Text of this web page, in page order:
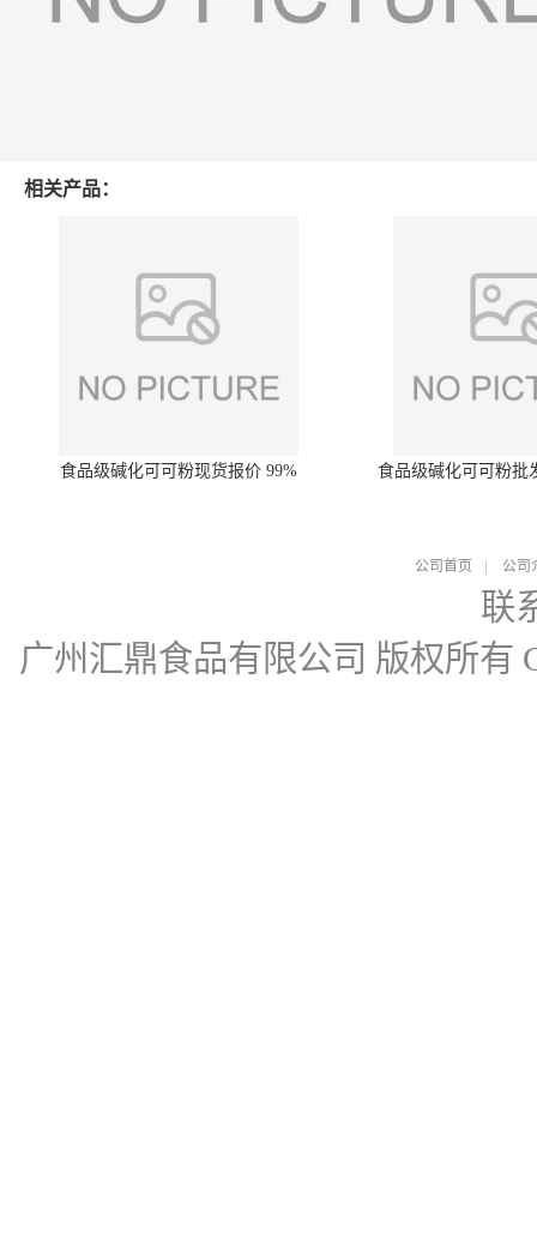
相关产品：
食品级碱化可可粉现货报价 99% 食品级碱化可可粉批
公司首页 公司
联
广州汇鼎食品有限公司 版权所有